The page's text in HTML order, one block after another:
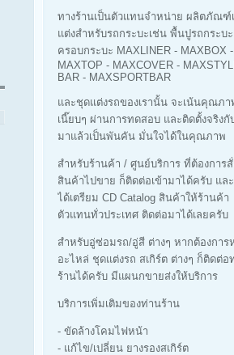
ทางร้านเป็นตัวแทนจำหน่าย ผลิตภัณฑ์
แต่งสำหรับรถกระบะเช่น พื้นปูรถกระบ
ครอบกระบะ MAXLINER - MAXBOX -
MAXTOP - MAXCOVER -
BAR - MAXSPORTBAR
และชุดแต่งรถของเรานั้น จะเน้นคุณภา
เนี๊ยบๆ ผ่านการทดสอบ และติดตั้งจริงกั
มาแล้วเป็นพันคัน มั่นใจได้ในคุณภาพ
สำหรับร้านค้า / ศูนย์บริการ ที่ต้องการสั่
สินค้าไปขาย ก็ติดต่อเข้ามาได้ครับ และ
ได้เตรียม CD Catalog สินค้าให้ร้านค้า
ตัวแทนทั่วประเทศ ติดต่อมาได้เลยครับ
สำหรับอู่ซ่อมรถ/อู่สี ต่างๆ หากต้องการ
อะไหล่ ชุดแต่งรถ สเกิร์ต ต่างๆ ก็ติดต่อ
ร้านได้ครับ มีแผนกขายส่งให้บริการ
บริการเพิ่มเติมของท่านร้าน
- ขัดล้างโคมไฟหน้า
- แก้ไข/เปลี่ยน ยางรองสเกิร์ต